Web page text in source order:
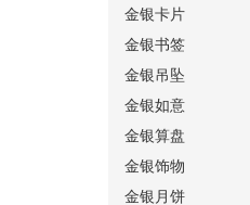
金银卡片
金银书签
金银吊坠
金银如意
金银算盘
金银饰物
金银月饼